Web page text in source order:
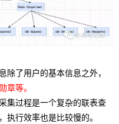
除了用户的基本信息之外，
章等。
集过程是一个复杂的联表查
行效率也是比较慢的。